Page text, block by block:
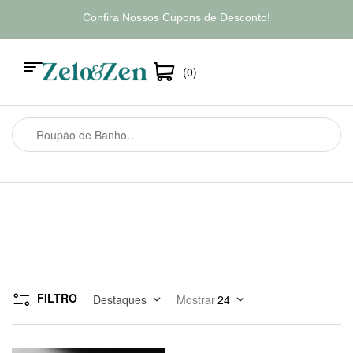
Confira Nossos Cupons de Desconto!
(0)
FILTRO Destaques Mostrar24